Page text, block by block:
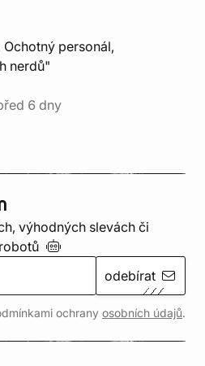
personál,
nerdů"
6 dny
výhodných slevách či
robotů
odebírat
ochrany osobních údajů.